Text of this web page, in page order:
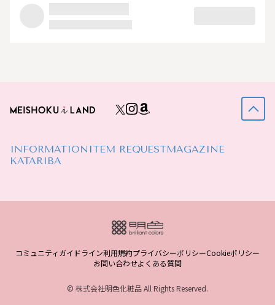
INFORMATION ITEM REQUESTMAGAZINE
KATARIBA
コミュニティガイドライン利用規約プライバシーポリシーCookieポリシー
お問い合わせよくある質問
© 株式会社明色化粧品 All Rights Reserved.